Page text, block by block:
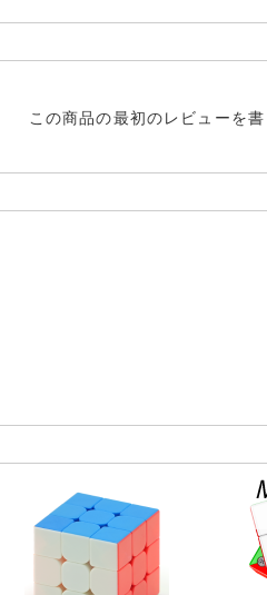
この商品の最初のレビューを